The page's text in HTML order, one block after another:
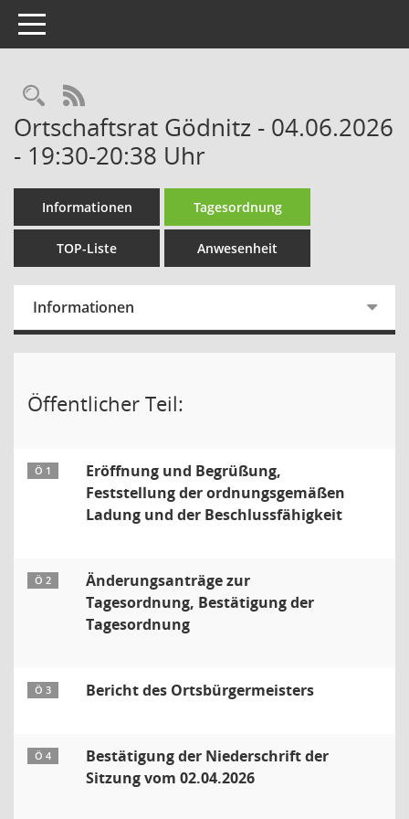
Toggle navigation
Rechercheauswahl
RSS-Feed
Ortschaftsrat Gödnitz - 04.06.2026
- 19:30-20:38 Uhr
Informationen Tagesordnung
TOP-Liste Anwesenheit
Informationen
Öffentlicher Teil:
Ö 1
Eröffnung und Begrüßung,
Feststellung der ordnungsgemäßen
Ladung und der Beschlussfähigkeit
Ö 2
Änderungsanträge zur
Tagesordnung, Bestätigung der
Tagesordnung
Ö 3 Bericht des Ortsbürgermeisters
Ö 4
Bestätigung der Niederschrift der
Sitzung vom 02.04.2026